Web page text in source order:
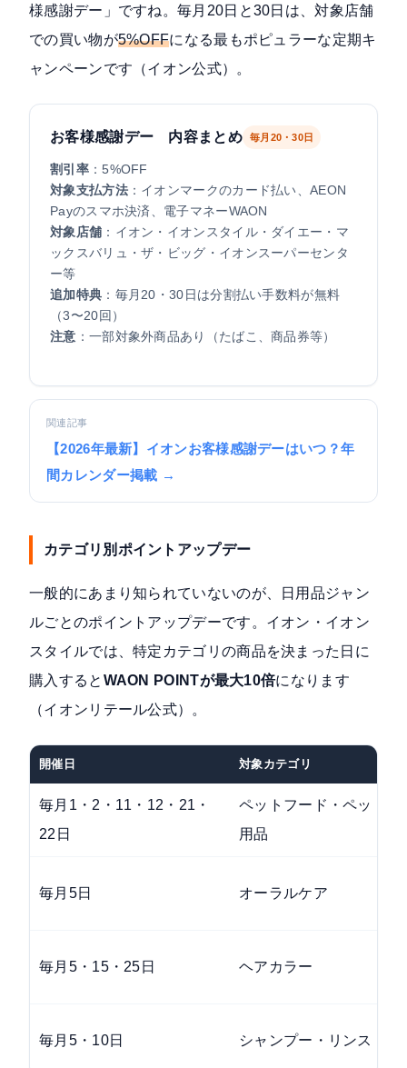
様感謝デー」ですね。毎月20日と30日は、対象店舗
での買い物が5%OFFになる最もポピュラーな定期キ
ャンペーンです（イオン公式）。
お客様感謝デー 内容まとめ 毎月20・30日
割引率：5%OFF
対象支払方法：イオンマークのカード払い、AEON
Payのスマホ決済、電子マネーWAON
対象店舗 ：イオン・イオンスタイル・ダイエー・マ
ックスバリュ・ザ・ビッグ・イオンスーパーセンタ
ー等
追加特典 ：毎月20・30日は分割払い手数料が無料
（3〜20回）
注意 ：一部対象外商品あり（たばこ、商品券等）
関連記事
【2026年最新】イオンお客様感謝デーはいつ？年
間カレンダー掲載 →
カテゴリ別ポイントアップデー
一般的にあまり知られていないのが、日用品ジャン
ルごとのポイントアップデーです。イオン・イオン
スタイルでは、特定カテゴリの商品を決まった日に
購入すると WAON POINTが最大10倍になります
（イオンリテール公式）。
開催日 対象カテゴリ
毎月1・2・11・12・21・
22日
ペットフード・ペット
用品
毎月5日 オーラルケア
毎月5・15・25日 ヘアカラー
毎月5・10日 シャンプー・リンス